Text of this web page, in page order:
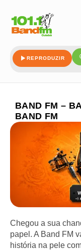
REPRODUZIR
BAND FM –
BAND FM
Chegou a sua
papel. A Band FM
história na pele